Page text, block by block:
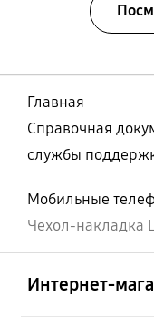
Главная
Справочная
службы
Мобильные
Чехол-накладка
Интернет-